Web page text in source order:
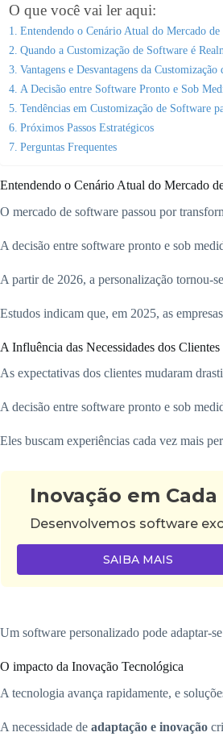
O que você vai ler aqui:
Entendendo o Cenário Atual do Mercado
Quando a Customização de Software é
Vantagens e Desvantagens da
A Decisão entre Software Pronto e Sob
Tendências em Customização de Software
Próximos Passos Estratégicos
Perguntas Frequentes
Entendendo o Cenário Atual do Mercado
O mercado de software passou por
A decisão entre software pronto e sob
A partir de 2026, a personalização tornou-
Estudos indicam que, em 2025, as
A Influência das Necessidades dos Clientes
As expectativas dos clientes mudaram
A decisão entre software pronto e sob
Eles buscam experiências cada vez mais
Inovação em
Desenvolvemos software
SAIBA MAIS
Um software personalizado pode adaptar-
O impacto da Inovação Tecnológica
A tecnologia avança rapidamente, e
A necessidade de adaptação e inovação